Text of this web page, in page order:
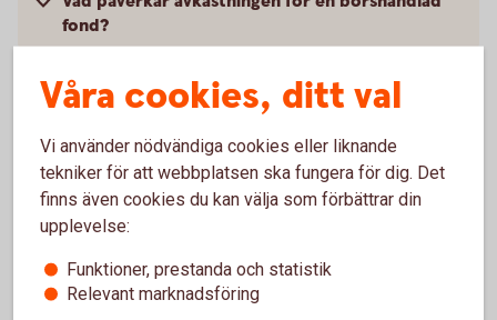
fond?
Hur handlar jag med placeringar som inte finns i
bankens erbjudande?
Går det att sälja om jag har placeringar från
andra leverantörer som inte finns med i bankens
erbjudande?
Våra cookies, ditt val
Vi använder nödvändiga cookies eller liknande
tekniker för att webbplatsen ska fungera för dig. Det
finns även cookies du kan välja som förbättrar din
upplevelse:
Funktioner, prestanda och statistik
Relevant marknadsföring